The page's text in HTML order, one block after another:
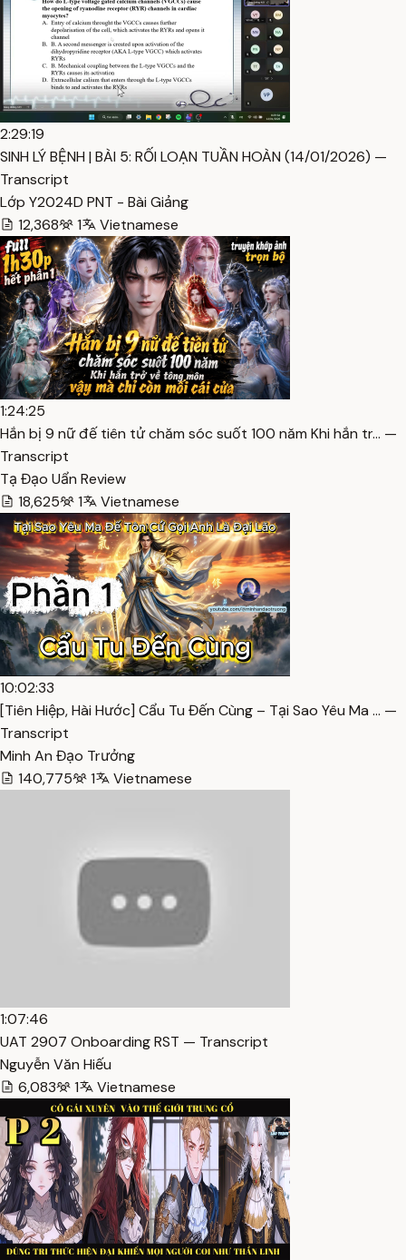
2:29:19
SINH LÝ BỆNH | BÀI 5: RỐI LOẠN TUẦN HOÀN (14/01/2026) —
Transcript
Lớp Y2024D PNT - Bài Giảng
12,368
1 Vietnamese
1:24:25
Hắn bị 9 nữ đế tiên tử chăm sóc suốt 100 năm Khi hắn tr… —
Transcript
Tạ Đạo Uẩn Review
18,625
1 Vietnamese
10:02:33
[Tiên Hiệp, Hài Hước] Cẩu Tu Đến Cùng – Tại Sao Yêu Ma … —
Transcript
Minh An Đạo Trưởng
140,775
1 Vietnamese
1:07:46
UAT 2907 Onboarding RST — Transcript
Nguyễn Văn Hiếu
6,083
1 Vietnamese